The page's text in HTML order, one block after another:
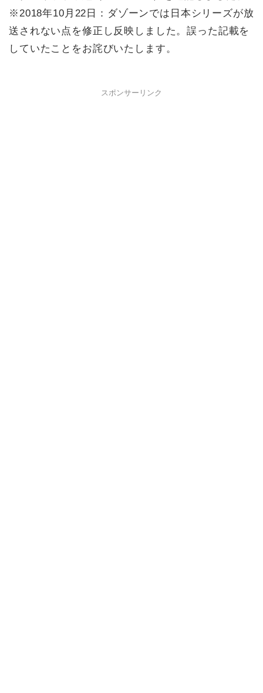
※2018年10月22日：ダゾーンでは日本シリーズが放
送されない点を修正し反映しました。誤った記載を
していたことをお詫びいたします。
スポンサーリンク